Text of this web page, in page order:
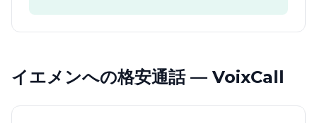
イエメンへの格安通話 — VoixCall